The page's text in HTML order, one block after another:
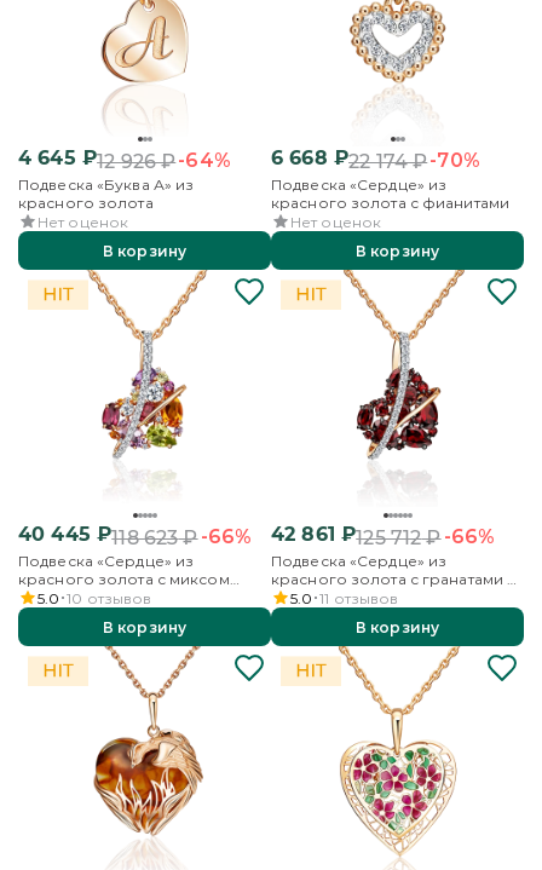
4 645 ₽12 926₽-64%
Подвеска «Буква А» из
красного золота
Нет оценок
В корзину
6 668 ₽22 174₽-70%
Подвеска «Сердце» из
красного золота с фианитами
Нет оценок
В корзину
40 445 ₽118 623₽-66%
Подвеска «Сердце» из
красного золота с миксом
камней
5.0 10 отзывов
В корзину
42 861 ₽125 712₽-66%
Подвеска «Сердце» из
красного золота с гранатами и
бесцветными топазами
5.0 11 отзывов
В корзину